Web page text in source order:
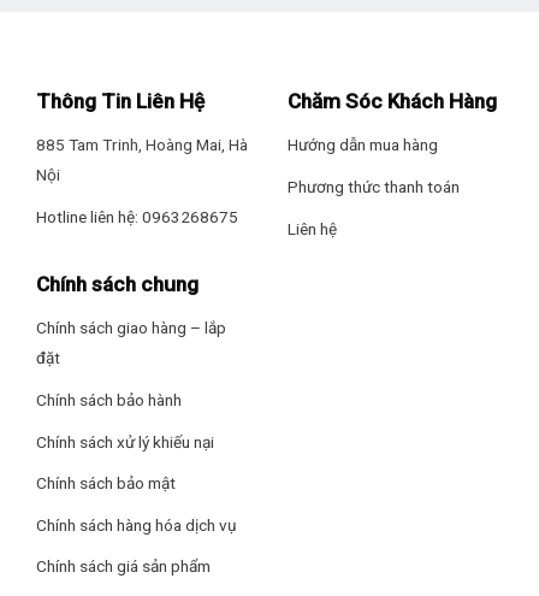
Thông Tin Liên Hệ
885 Tam Trinh, Hoàng Mai, Hà
Nội
Hotline liên hệ: 0963268675
Chăm Sóc Khách Hàng
Hướng dẫn mua hàng
Phương thức thanh toán
Liên hệ
Chính sách chung
Chính sách giao hàng – lắp
đặt
Chính sách bảo hành
Chính sách xử lý khiếu nại
Chính sách bảo mật
Chính sách hàng hóa dịch vụ
Chính sách giá sản phẩm